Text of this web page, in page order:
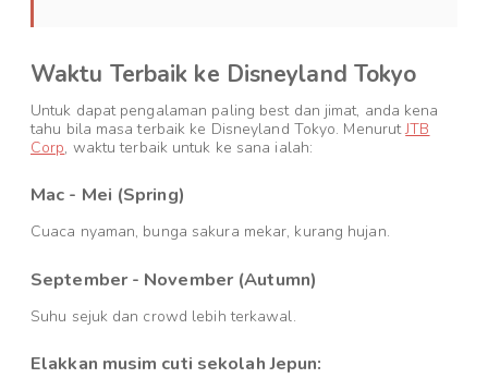
Waktu Terbaik ke Disneyland Tokyo
Untuk dapat pengalaman paling best dan jimat, anda kena
tahu bila masa terbaik ke Disneyland Tokyo. MenurutJTB
Corp, waktu terbaik untuk ke sana ialah:
Mac - Mei (Spring)
Cuaca nyaman, bunga sakura mekar, kurang hujan.
September - November (Autumn)
Suhu sejuk dan crowd lebih terkawal.
Elakkan musim cuti sekolah Jepun: